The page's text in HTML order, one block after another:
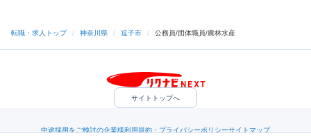
転職・求人トップ / 神奈川県 / 逗子市 / 公務員/団体職員/農林水産
サイトトップへ
中途採用をご検討の企業様利用規約・プライバシーポリシーサイトマップ